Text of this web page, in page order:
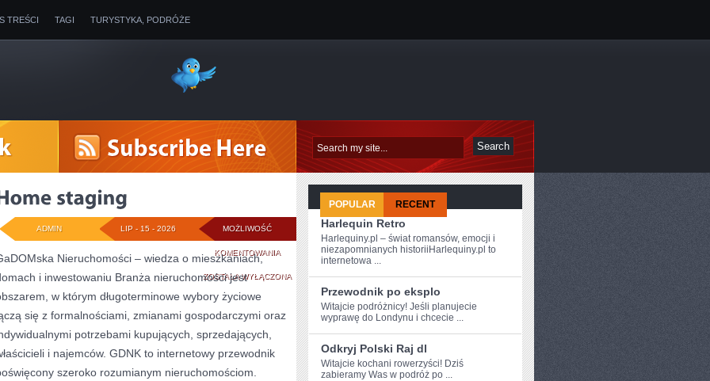
TREŚCI TAGI TURYSTYKA, PODRÓŻE
MOŻLIWOŚĆ
KOMENTOWANIAHOME
STAGING
ZOSTAŁA WYŁĄCZONA
LIP - 15 - 2026
ADMIN
Nieruchomości – wiedza o mieszkaniach,
i inwestowaniu Branża nieruchomości jest
w którym długoterminowe wybory życiowe
się z formalnościami, zmianami gospodarczymi oraz
potrzebami kupujących, sprzedających,
i najemców. GDNK to internetowy przewodnik
szeroko rozumianym nieruchomościom.
POPULAR RECENT
Harlequin Retro
Harlequiny.pl – świat romansów, emocji i
niezapomnianych historiiHarlequiny.pl to
internetowa ...
Przewodnik po eksplo
Witajcie ⁤podróżnicy! Jeśli ‍planujecie
wyprawę do Londynu i chcecie ...
Odkryj Polski Raj dl
Witajcie kochani rowerzyści! Dziś
zabieramy Was w podróż po ...